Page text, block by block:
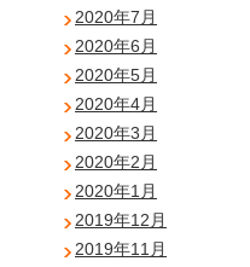
2020年7月
2020年6月
2020年5月
2020年4月
2020年3月
2020年2月
2020年1月
2019年12月
2019年11月